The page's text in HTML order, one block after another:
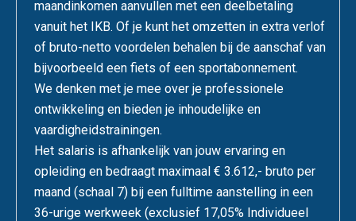
maandinkomen aanvullen met een deelbetaling
vanuit het IKB. Of je kunt het omzetten in extra verlof
of bruto-netto voordelen behalen bij de aanschaf van
bijvoorbeeld een fiets of een sportabonnement.
We denken met je mee over je professionele
ontwikkeling en bieden je inhoudelijke en
vaardigheidstrainingen.
Het salaris is afhankelijk van jouw ervaring en
opleiding en bedraagt maximaal € 3.612,- bruto per
maand (schaal 7) bij een fulltime aanstelling in een
36-urige werkweek (exclusief 17,05% Individueel